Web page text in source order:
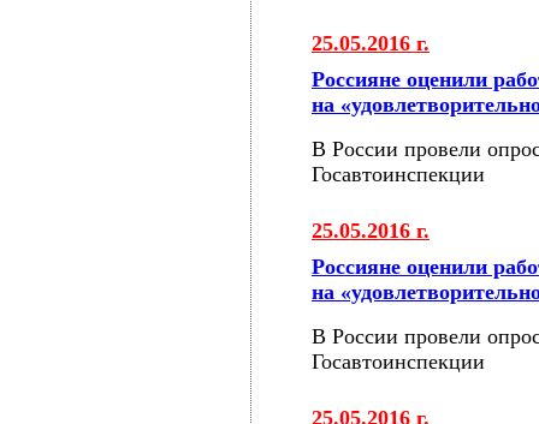
25.05.2016 г.
Россияне оценили
на
В России провели
Госавтоинспекции
25.05.2016 г.
Россияне оценили
на
В России провели
Госавтоинспекции
25.05.2016 г.